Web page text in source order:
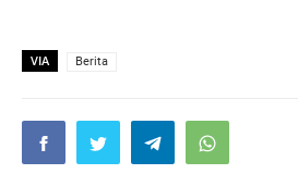
VIA Berita